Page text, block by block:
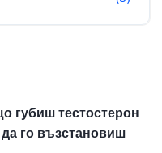
губиш тестостерон
го възстановиш